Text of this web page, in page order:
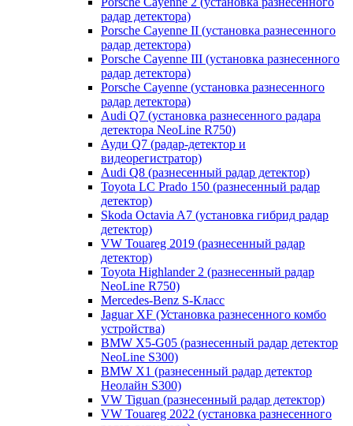
радар детектора)
Porsche Cayenne II (установка разнесенного
радар детектора)
Porsche Cayenne III (установка разнесенного
радар детектора)
Porsche Cayenne (установка разнесенного
радар детектора)
Audi Q7 (установка разнесенного радара
детектора NeoLine R750)
Ауди Q7 (радар-детектор и
видеорегистратор)
Audi Q8 (разнесенный радар детектор)
Toyota LC Prado 150 (разнесенный радар
детектор)
Skoda Octavia A7 (установка гибрид радар
детектор)
VW Touareg 2019 (разнесенный радар
детектор)
Toyota Highlander 2 (разнесенный радар
NeoLine R750)
Mercedes-Benz S-Класс
Jaguar XF (Установка разнесенного комбо
устройства)
BMW X5-G05 (разнесенный радар детектор
NeoLine S300)
BMW X1 (разнесенный радар детектор
Неолайн S300)
VW Tiguan (разнесенный радар детектор)
VW Touareg 2022 (установка разнесенного